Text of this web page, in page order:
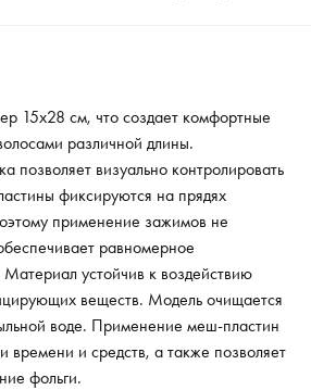
15х28 см, что создает комфортные
различной длины.
позволяет визуально контролировать
фиксируются на прядях
применение зажимов не
равномерное
устойчив к воздействию
веществ. Модель очищается
воде. Применение меш-пластин
времени и средств, а также позволяет
фольги.